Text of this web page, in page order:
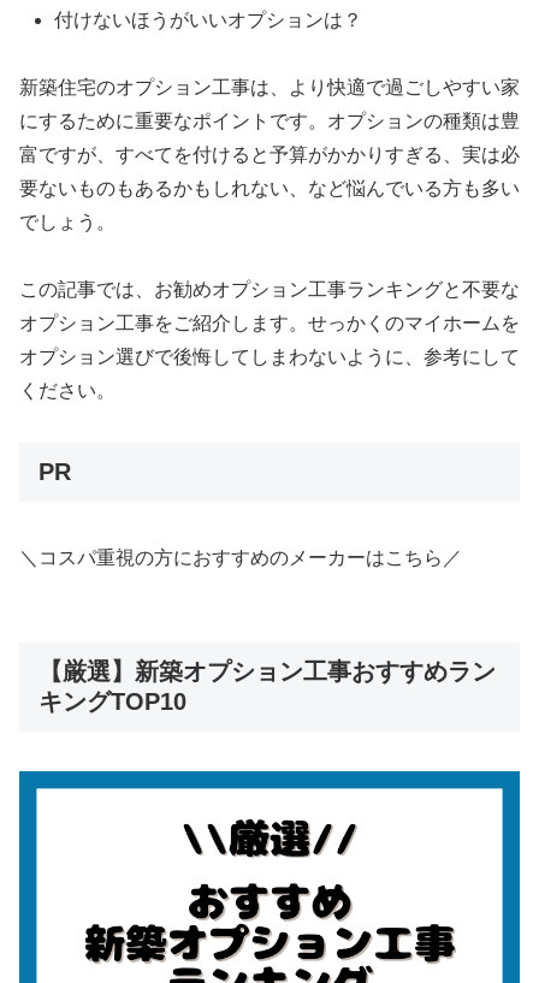
付けないほうがいいオプションは？
新築住宅のオプション工事は、より快適で過ごしやすい家
にするために重要なポイントです。オプションの種類は豊
富ですが、すべてを付けると予算がかかりすぎる、実は必
要ないものもあるかもしれない、など悩んでいる方も多い
でしょう。
この記事では、お勧めオプション工事ランキングと不要な
オプション工事をご紹介します。せっかくのマイホームを
オプション選びで後悔してしまわないように、参考にして
ください。
PR
＼コスパ重視の方におすすめのメーカーはこちら／
【厳選】新築オプション工事おすすめラン
キングTOP10